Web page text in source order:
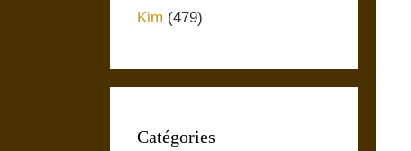
Kim (479)
Catégories